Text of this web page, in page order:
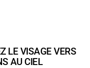
LE VISAGE VERS
AU CIEL